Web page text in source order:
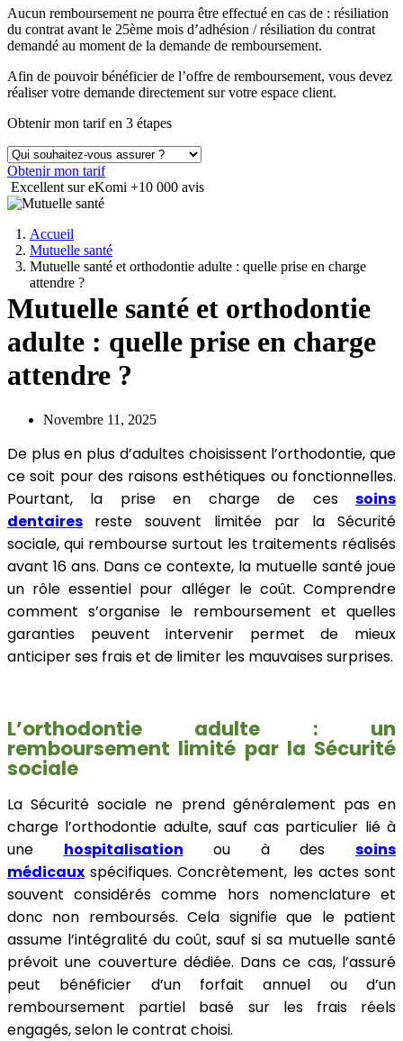
Aucun remboursement ne pourra être effectué en cas de : résiliation
du contrat avant le 25ème mois d’adhésion / résiliation du contrat
demandé au moment de la demande de remboursement.
Afin de pouvoir bénéficier de l’offre de remboursement, vous devez
réaliser votre demande directement sur votre espace client.
Obtenir mon tarif en 3 étapes
Obtenir mon tarif
Excellent sur eKomi +10 000 avis
Accueil
Mutuelle santé
Mutuelle santé et orthodontie adulte : quelle prise en charge
attendre ?
Mutuelle santé et orthodontie
adulte : quelle prise en charge
attendre ?
Novembre 11, 2025
De plus en plus d’adultes choisissent l’orthodontie, que
ce soit pour des raisons esthétiques ou fonctionnelles.
Pourtant, la prise en charge de ces soins
dentaires
reste souvent limitée par la Sécurité
sociale, qui rembourse surtout les traitements réalisés
avant 16 ans. Dans ce contexte, la mutuelle santé joue
un rôle essentiel pour alléger le coût. Comprendre
comment s’organise le remboursement et quelles
garanties peuvent intervenir permet de mieux
anticiper ses frais et de limiter les mauvaises surprises.
L’orthodontie adulte : un
remboursement limité par la Sécurité
sociale
La Sécurité sociale ne prend généralement pas en
charge l’orthodontie adulte, sauf cas particulier lié à
une hospitalisation ou à dessoins
médicaux spécifiques. Concrètement, les actes sont
souvent considérés comme hors nomenclature et
donc non remboursés. Cela signifie que le patient
assume l’intégralité du coût, sauf si sa mutuelle santé
prévoit une couverture dédiée. Dans ce cas, l’assuré
peut bénéficier d’un forfait annuel ou d’un
remboursement partiel basé sur les frais réels
engagés, selon le contrat choisi.